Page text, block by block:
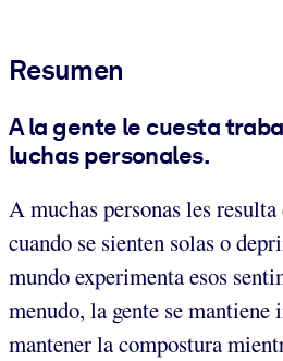
Resumen
A la gente le cuesta
luchas personales.
A muchas personas les
cuando se sienten solas o
mundo experimenta esos
menudo, la gente se mantiene
mantener la compostura